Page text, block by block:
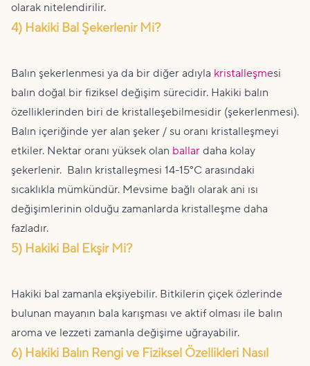
olarak nitelendirilir.
4) Hakiki Bal Şekerlenir Mi?
Balın şekerlenmesi ya da bir diğer adıyla kristalleşmesi
balın doğal bir fiziksel değişim sürecidir. Hakiki balın
özelliklerinden biri de kristalleşebilmesidir (şekerlenmesi).
Balın içeriğinde yer alan şeker / su oranı kristalleşmeyi
etkiler. Nektar oranı yüksek olan ballar daha kolay
şekerlenir. Balın kristalleşmesi 14-15°C arasındaki
sıcaklıkla mümkündür. Mevsime bağlı olarak ani ısı
değişimlerinin olduğu zamanlarda kristalleşme daha
fazladır.
5) Hakiki Bal Ekşir Mi?
Hakiki bal zamanla ekşiyebilir. Bitkilerin çiçek özlerinde
bulunan mayanın bala karışması ve aktif olması ile balın
aroma ve lezzeti zamanla değişime uğrayabilir.
6) Hakiki Balın Rengi ve Fiziksel Özellikleri Nasıl